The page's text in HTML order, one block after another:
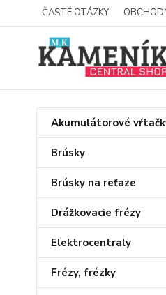
ČASTÉ OTÁZKY
Akumulátorové
Brúsky
Brúsky na reťaze
Drážkovacie frézy
Elektrocentraly
Frézy, frézky